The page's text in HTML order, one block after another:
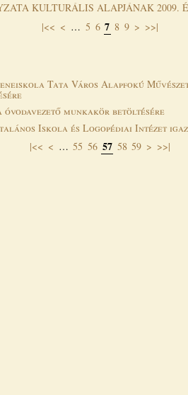
KULTURÁLIS ALAPJÁNAK
|<< < … 5 6 7 8 9 > >>|
Tata Város Alapfokú
óvodavezető munkakör betöltésére
Iskola és Logopédiai Intézet
|<< < … 55 56 57 58 59 > >>|